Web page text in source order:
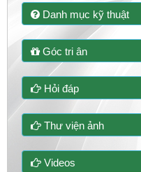
Danh mục kỹ thuật
Góc tri ân
Hỏi đáp
Thư viện ảnh
Videos